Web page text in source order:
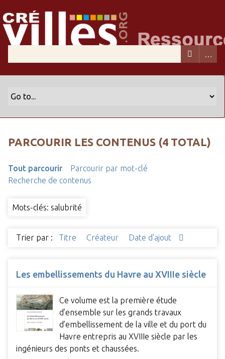
PARCOURIR LES CONTENUS (4 TOTAL)
Tout parcourir
Parcourir par mot-clé
Recherche de contenus
Mots-clés: salubrité
Trier par : Titre Créateur Date d'ajout
Les embellissements du Havre au XVIIIe siècle
Ce volume est la première étude
d’ensemble sur les grands travaux
d’embellissement de la ville et du port du
Havre entrepris au XVIIIe siècle par les
ingénieurs des ponts et chaussées.